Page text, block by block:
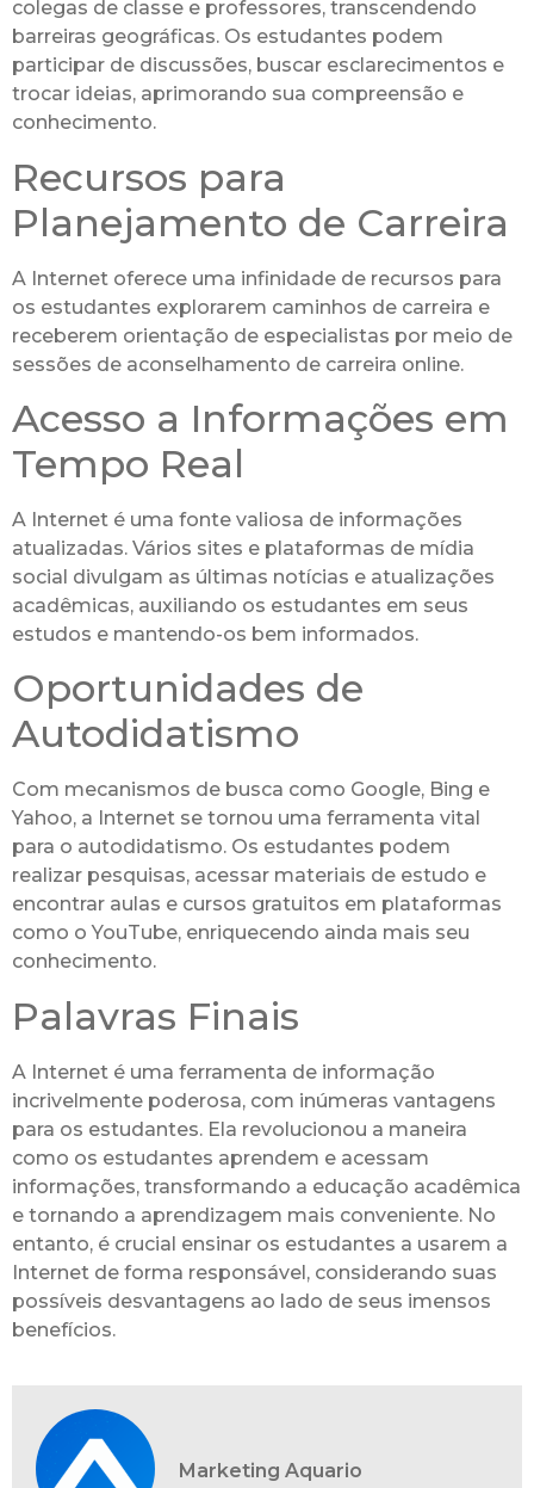
colegas de classe e professores, transcendendo
barreiras geográficas. Os estudantes podem
participar de discussões, buscar esclarecimentos e
trocar ideias, aprimorando sua compreensão e
conhecimento.
Recursos para
Planejamento de Carreira
A Internet oferece uma infinidade de recursos para
os estudantes explorarem caminhos de carreira e
receberem orientação de especialistas por meio de
sessões de aconselhamento de carreira online.
Acesso a Informações em
Tempo Real
A Internet é uma fonte valiosa de informações
atualizadas. Vários sites e plataformas de mídia
social divulgam as últimas notícias e atualizações
acadêmicas, auxiliando os estudantes em seus
estudos e mantendo-os bem informados.
Oportunidades de
Autodidatismo
Com mecanismos de busca como Google, Bing e
Yahoo, a Internet se tornou uma ferramenta vital
para o autodidatismo. Os estudantes podem
realizar pesquisas, acessar materiais de estudo e
encontrar aulas e cursos gratuitos em plataformas
como o YouTube, enriquecendo ainda mais seu
conhecimento.
Palavras Finais
A Internet é uma ferramenta de informação
incrivelmente poderosa, com inúmeras vantagens
para os estudantes. Ela revolucionou a maneira
como os estudantes aprendem e acessam
informações, transformando a educação acadêmica
e tornando a aprendizagem mais conveniente. No
entanto, é crucial ensinar os estudantes a usarem a
Internet de forma responsável, considerando suas
possíveis desvantagens ao lado de seus imensos
benefícios.
Marketing Aquario